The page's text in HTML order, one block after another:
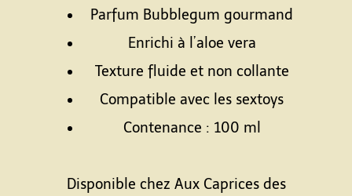
Parfum Bubblegum gourmand
Enrichi à l’aloe vera
Texture fluide et non collante
Compatible avec les sextoys
Contenance : 100 ml
Disponible chez Aux Caprices des